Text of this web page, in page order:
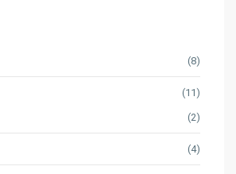
(8)
(11)
(2)
(4)